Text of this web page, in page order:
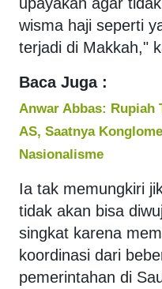
wisma haji seperti
terjadi di Makkah,"
Baca Juga :
Anwar Abbas: Rupiah
AS, Saatnya
Nasionalisme
Ia tak memungkiri
tidak akan bisa
singkat karena
koordinasi dari
pemerintahan di